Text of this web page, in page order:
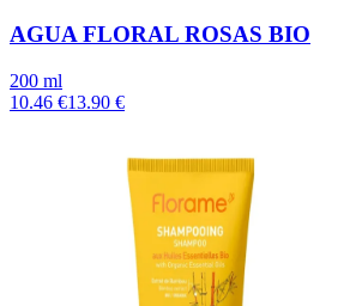
AGUA FLORAL ROSAS BIO
200 ml
10.46 €13.90 €